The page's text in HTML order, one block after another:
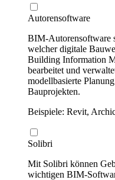
Autorensoftware
BIM-Autorensoftware
welcher digitale
Building Information
bearbeitet und
modellbasierte
Bauprojekten.
Beispiele: Revit,
Solibri
Mit Solibri können
wichtigen BIM-